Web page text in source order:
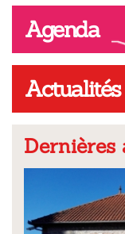
Agenda
Actualités
Dernières